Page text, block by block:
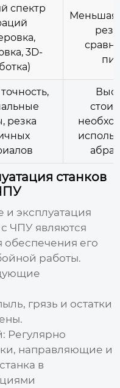
спектр
3D-
Меньшая
резка
станков
эксплуатация
с ЧПУ являются
его
работы.
грязь и остатки
Регулярно
направляющие и
в